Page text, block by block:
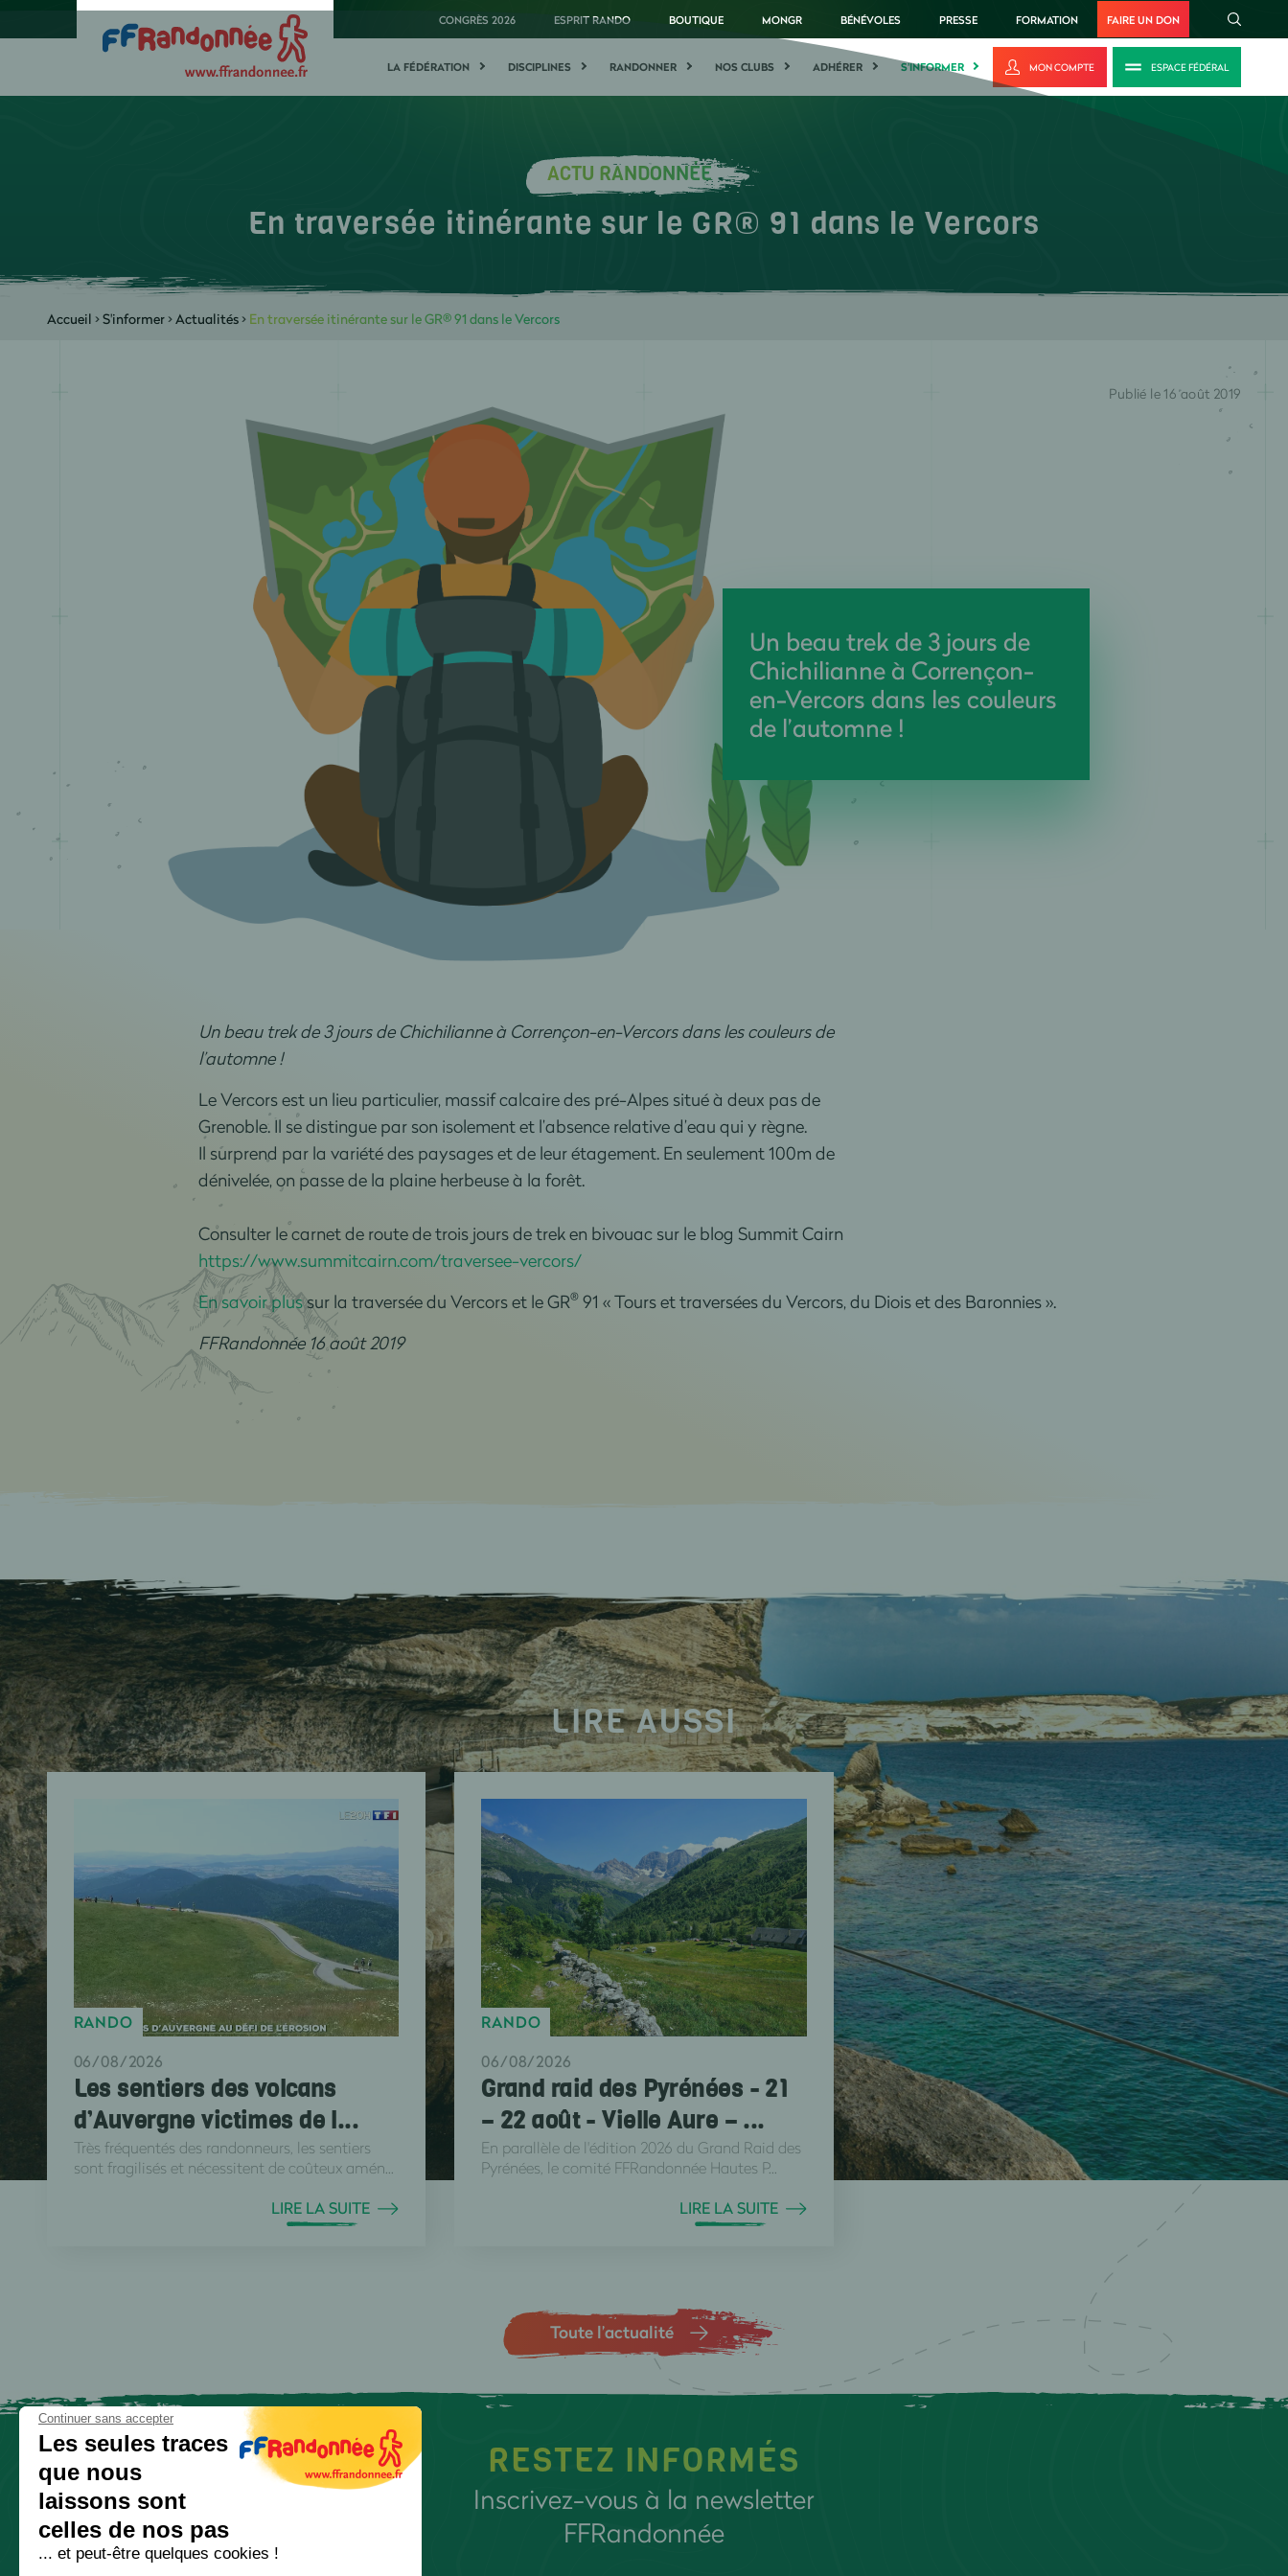
CONGRÈS 2026 ESPRIT RANDO BOUTIQUE MONGR BÉNÉVOLES PRESSE FORMATION FAIRE UN DON
LA FÉDÉRATION DISCIPLINES RANDONNER NOS CLUBS ADHÉRER S'INFORMER MON COMPTE ESPACE FÉDÉRAL
ACTU RANDONNÉE
En traversée itinérante sur le GR® 91 dans le Vercors
Accueil >S'informer>Actualités> En traversée itinérante sur le GR® 91 dans le Vercors
Un beau trek de 3 jours de
Chichilianne à Corrençon-
en-Vercors dans les couleurs
de l’automne !
Publié le 16 août 2019
Un beau trek de 3 jours de Chichilianne à Corrençon-en-Vercors dans les couleurs de
l’automne !
Le Vercors est un lieu particulier, massif calcaire des pré-Alpes situé à deux pas de
Grenoble. Il se distingue par son isolement et l’absence relative d’eau qui y règne.
Il surprend par la variété des paysages et de leur étagement. En seulement 100m de
dénivelée, on passe de la plaine herbeuse à la forêt.
Consulter le carnet de route de trois jours de trek en bivouac sur le blog Summit Cairn
https://www.summitcairn.com/traversee-vercors/
En savoir plussur la traversée du Vercors et le GR®91 « Tours et traversées du Vercors, du Diois et des Baronnies ».
FFRandonnée 16 août 2019
LIRE AUSSI
RANDO
06/08/2026
Les sentiers des volcans
d’Auvergne victimes de l...
Très fréquentés des randonneurs, les sentiers
sont fragilisés et nécessitent de coûteux amén...
LIRE LA SUITE
RANDO
06/08/2026
Grand raid des Pyrénées - 21
– 22 août - Vielle Aure – ...
En parallèle de l'édition 2026 du Grand Raid des
Pyrénées, le comité FFRandonnée Hautes P...
LIRE LA SUITE
Toute l’actualité
RESTEZ INFORMÉS
Inscrivez-vous à la newsletter
FFRandonnée
Continuer sans accepter
Les seules traces
que nous
laissons sont
celles de nos pas
... et peut-être quelques cookies !